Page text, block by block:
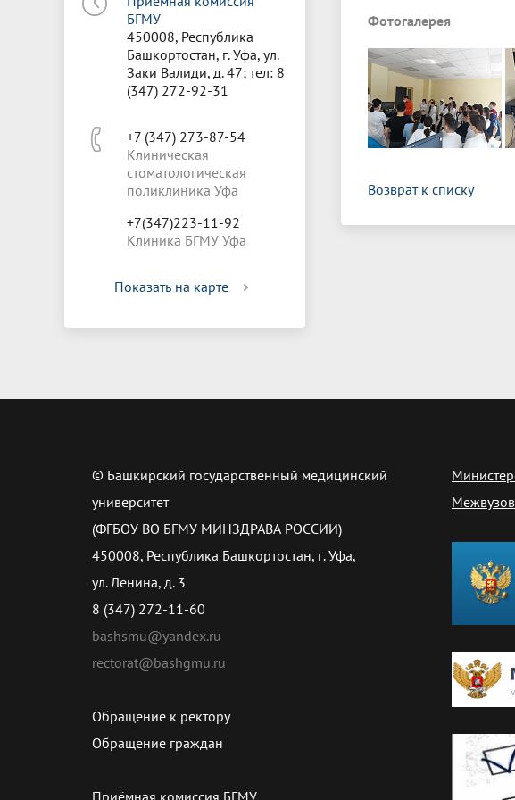
БГМУ
450008, Республика
Башкортостан, г. Уфа, ул.
Заки Валиди, д. 47; тел: 8
(347) 272-92-31
+7 (347) 273-87-54
Клиническая
стоматологическая
поликлиника Уфа
+7(347)223-11-92
Клиника БГМУ Уфа
Показать на карте
Фотогалерея
Возврат к списку
© Башкирский государственный медицинский
университет
(ФГБОУ ВО БГМУ МИНЗДРАВА РОССИИ)
450008, Республика Башкортостан, г. Уфа,
ул. Ленина, д. 3
8 (347) 272-11-60
bashsmu@yandex.ru
rectorat@bashgmu.ru
Обращение к ректору
Обращение граждан
Приёмная комиссия БГМУ